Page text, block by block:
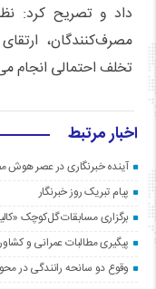
داد و تصریح کرد:
مصرف‌کنندگان،
تخلف احتمالی انجام
اخبار مرتبط
آینده خبرنگاری در عصر هوش
پیام تبریک روز خبرنگار
برگزاری مسابقات گل‌کوچک
پیگیری مطالبات عمرانی و
وقوع دو سانحه رانندگی در محورهای